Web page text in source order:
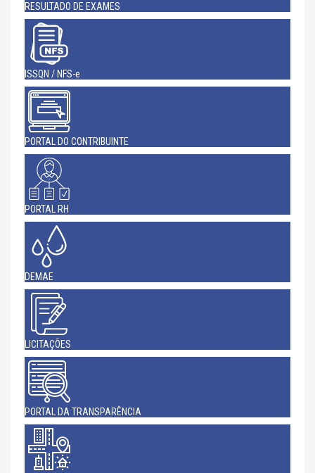
RESULTADO DE EXAMES
ISSQN / NFS-e
PORTAL DO CONTRIBUINTE
PORTAL RH
DEMAE
LICITAÇÕES
PORTAL DA TRANSPARÊNCIA